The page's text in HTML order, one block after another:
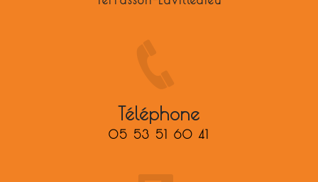
Téléphone
05 53 51 60 41